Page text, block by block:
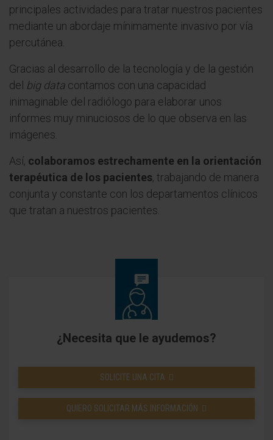
principales actividades para tratar nuestros pacientes
mediante un abordaje mínimamente invasivo por vía
percutánea.
Gracias al desarrollo de la tecnología y de la gestión
del big data contamos con una capacidad
inimaginable del radiólogo para elaborar unos
informes muy minuciosos de lo que observa en las
imágenes.
Así, colaboramos estrechamente en la orientación
terapéutica de los pacientes, trabajando de manera
conjunta y constante con los departamentos clínicos
que tratan a nuestros pacientes.
¿Necesita que le ayudemos?
SOLICITE UNA CITA
QUIERO SOLICITAR MÁS INFORMACIÓN